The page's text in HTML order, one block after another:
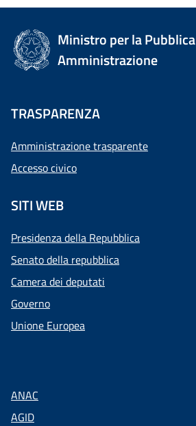
Ministro per la Pubblica
Amministrazione
TRASPARENZA
Amministrazione trasparente
Accesso civico
SITI WEB
Presidenza della Repubblica
Senato della repubblica
Camera dei deputati
Governo
Unione Europea
ANAC
AGID